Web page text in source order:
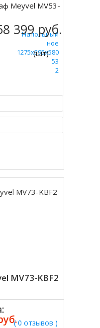
Напольный
Компрессорное
1275х395х580
53
2
Meyvel MV53-
399 руб.
(шт)
MV73-KBF2
( 0 отзывов )